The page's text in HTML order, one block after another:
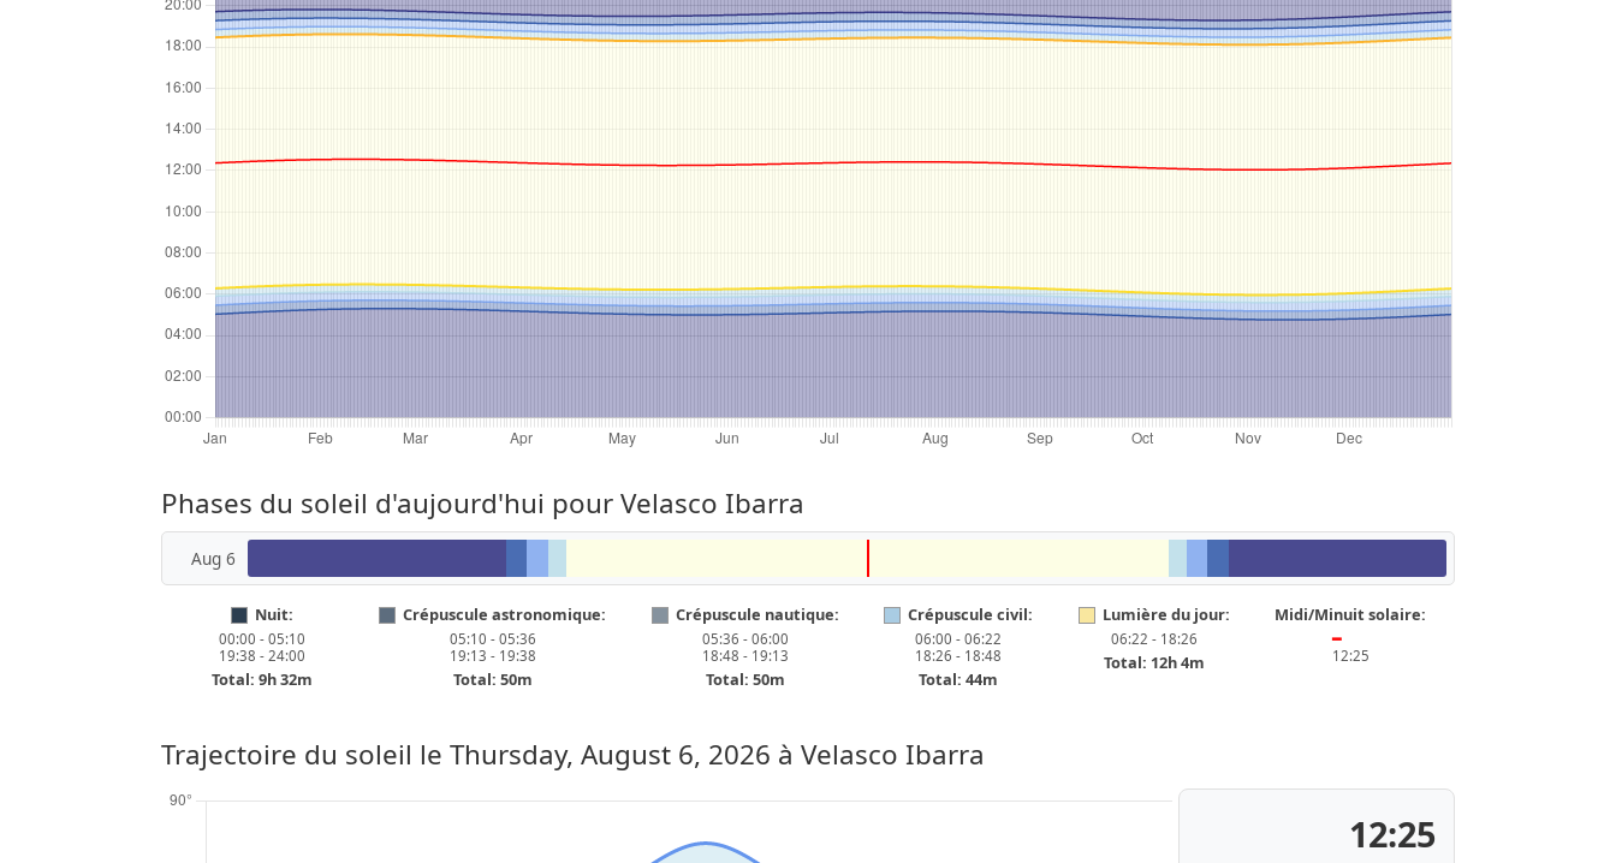
Phases du soleil d'aujourd'hui pour Velasco Ibarra
Aug 6
Nuit:
00:00 - 05:10
19:38 - 24:00
Total: 9h 32m
Crépuscule astronomique:
05:10 - 05:36
19:13 - 19:38
Total: 50m
Crépuscule nautique:
05:36 - 06:00
18:48 - 19:13
Total: 50m
Crépuscule civil:
06:00 - 06:22
18:26 - 18:48
Total: 44m
Lumière du jour:
06:22 - 18:26
Total: 12h 4m
Midi/Minuit solaire:
━
12:25
Trajectoire du soleil le Thursday, August 6, 2026 à Velasco Ibarra
12:25